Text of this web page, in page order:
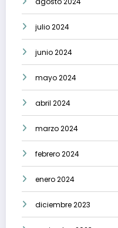
julio 2024
junio 2024
mayo 2024
abril 2024
marzo 2024
febrero 2024
enero 2024
diciembre 2023